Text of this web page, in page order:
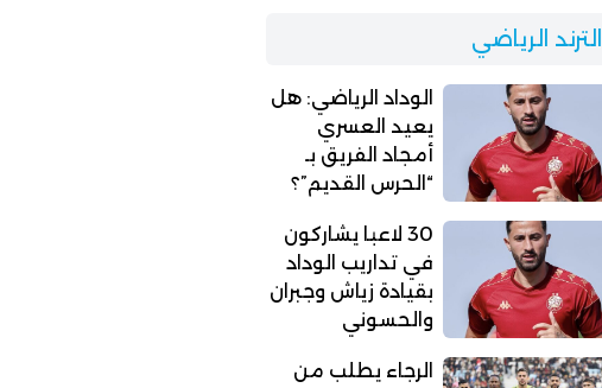
10:30
الوداد الرياضي: هل يعيد العسري أمجاد
الفريق بـ “الحرس القديم”؟
الترند الرياضي
الوداد الرياضي: هل
يعيد العسري
أمجاد الفريق بـ
“الحرس القديم”؟
30 لاعبا يشاركون
في تداريب الوداد
بقيادة زياش وجبران
والحسوني
الرجاء يطلب من